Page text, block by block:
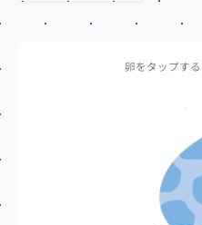
卵をタップす